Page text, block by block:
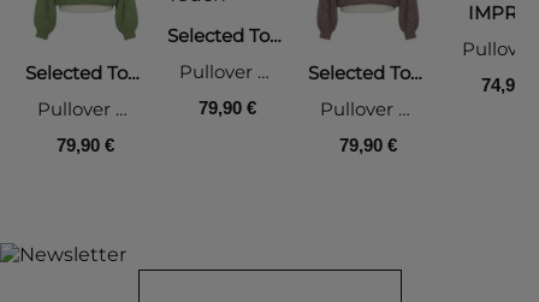
Selected Touch
Pullover mit Mohair, lindgrün
79,90 €
Selected Touch
Pullover mit Mohair, grau
79,90 €
Selected Touch
Pullover mit Mohair, braun
79,90 €
74,90 €